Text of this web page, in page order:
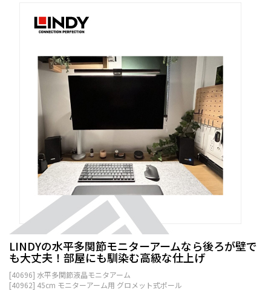
LINDYの水平多関節モニターアームなら後ろが壁で
も大丈夫！部屋にも馴染む高級な仕上げ
[40696] 水平多関節液晶モニタアーム
[40962] 45cm モニターアーム用 グロメット式ポール